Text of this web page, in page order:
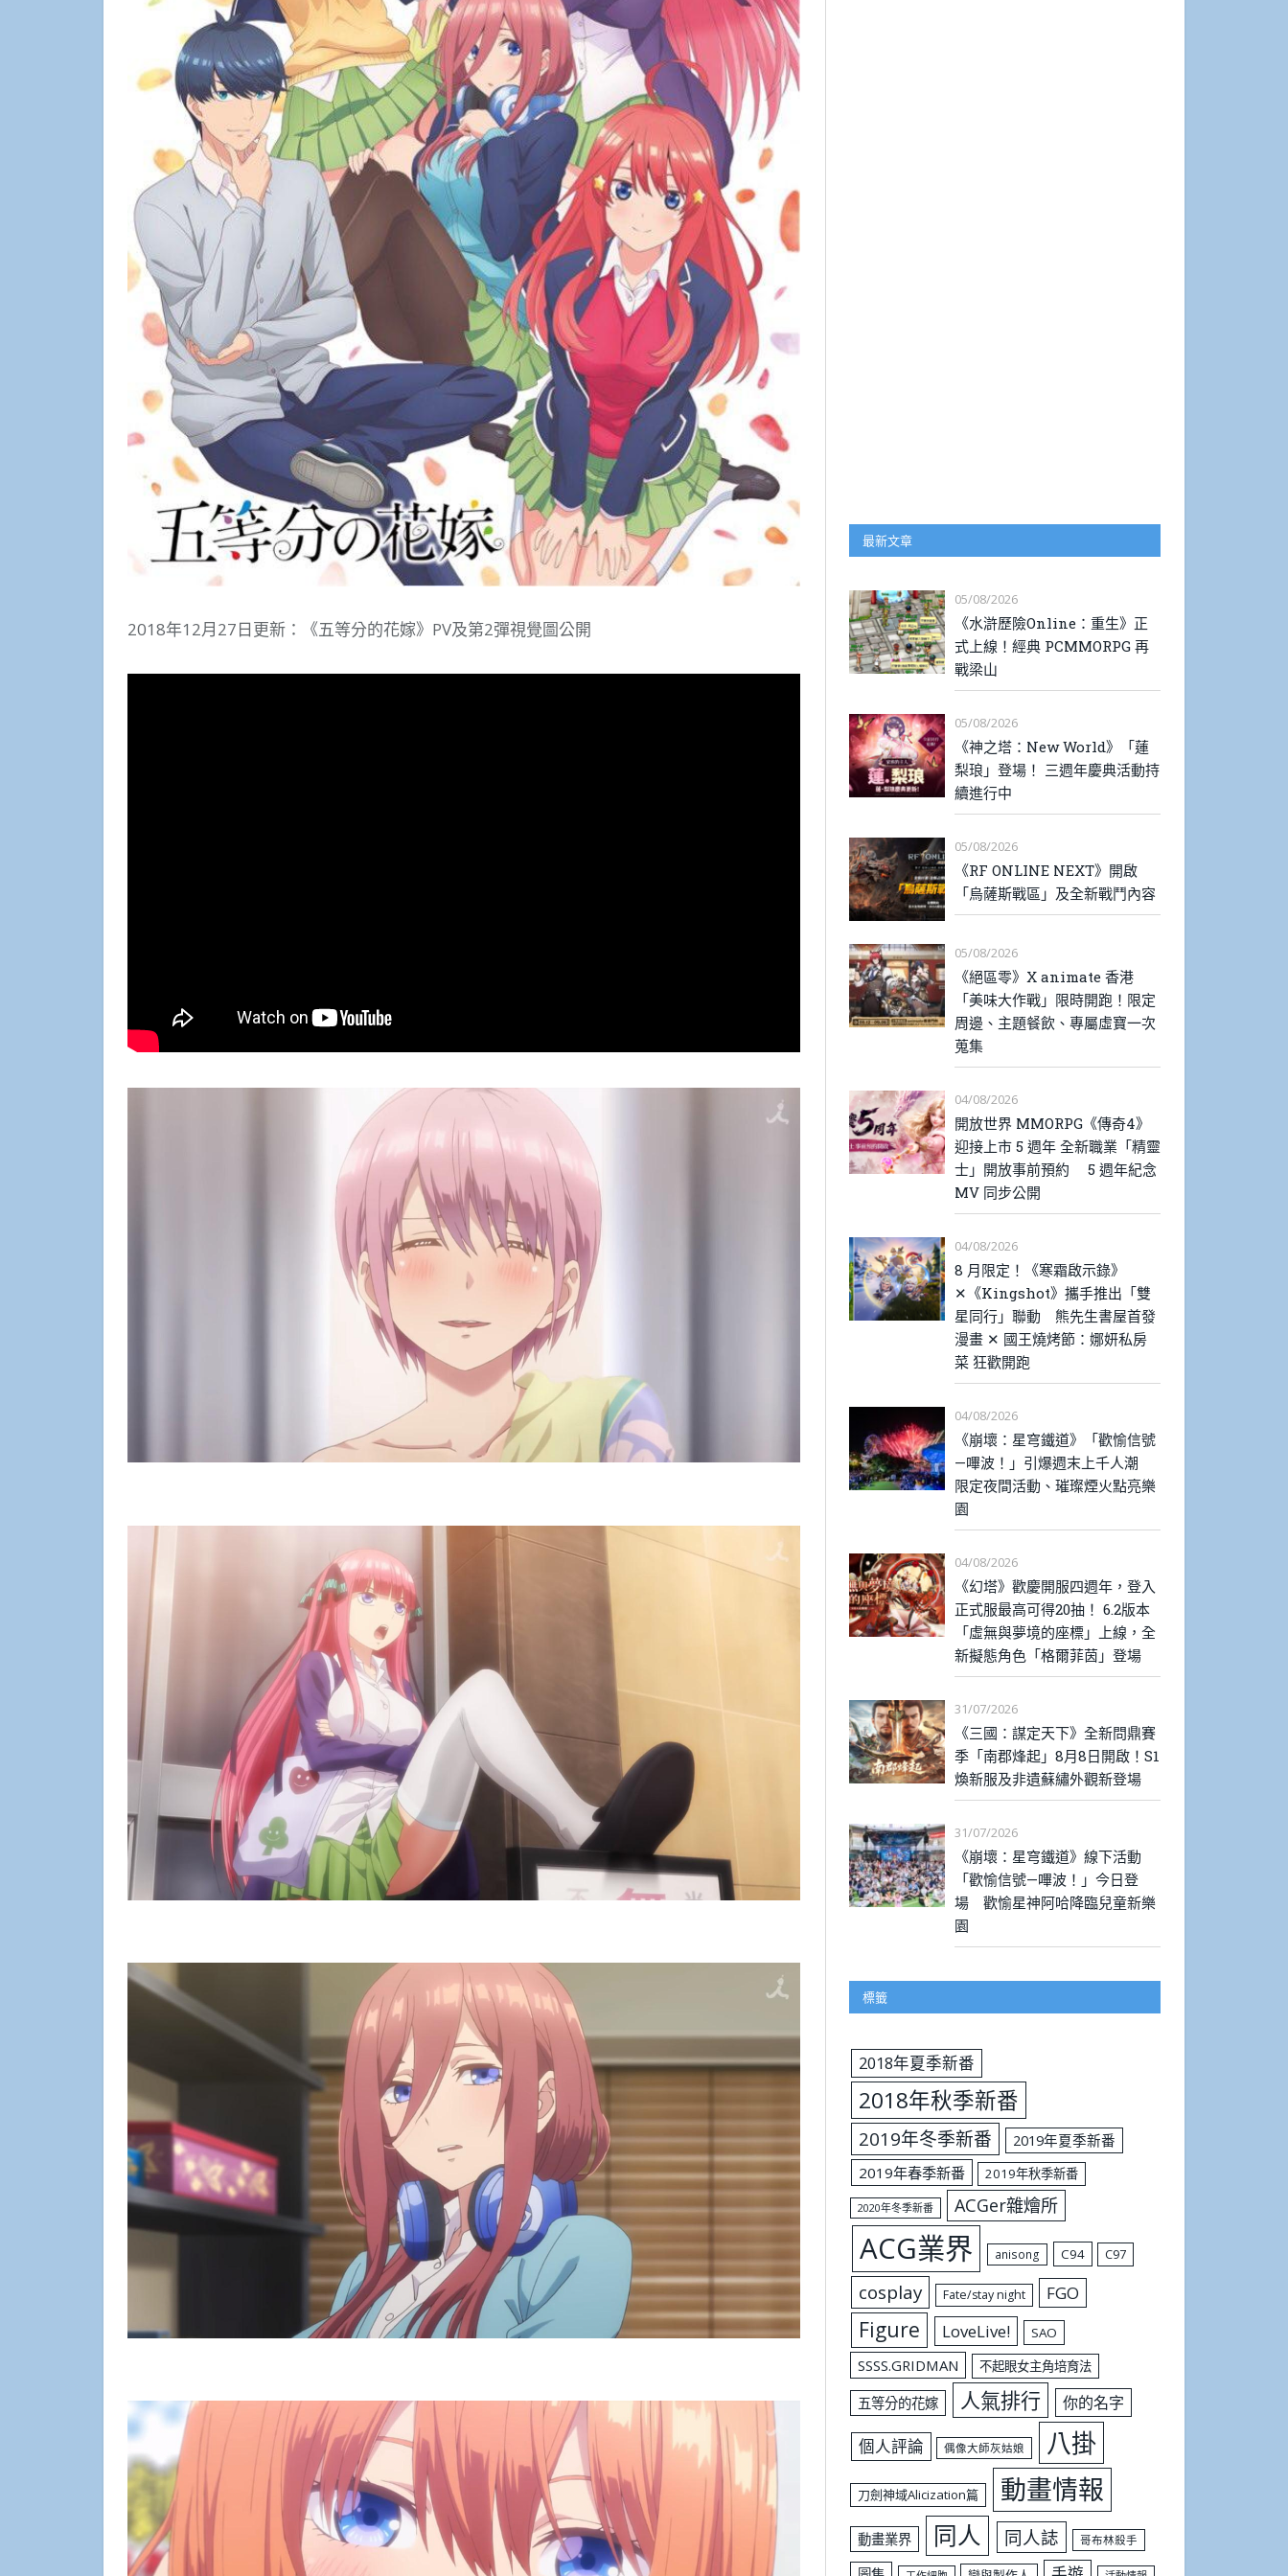
2018年12月27日更新：《五等分的花嫁》PV及第2彈視覺圖公開
最新文章
05/08/2026
《水滸歷險Online：重生》正
式上線！經典 PCMMORPG 再
戰梁山
05/08/2026
《神之塔：New World》「蓮
梨琅」登場！ 三週年慶典活動持
續進行中
05/08/2026
《RF ONLINE NEXT》開啟
「烏薩斯戰區」及全新戰鬥內容
05/08/2026
《絕區零》X animate 香港
「美味大作戰」限時開跑！限定
周邊、主題餐飲、專屬虛寶一次
蒐集
04/08/2026
開放世界 MMORPG《傳奇4》
迎接上市 5 週年 全新職業「精靈
士」開放事前預約 5 週年紀念
MV 同步公開
04/08/2026
8 月限定！《寒霜啟示錄》
✕《Kingshot》攜手推出「雙
星同行」聯動 熊先生書屋首發
漫畫 ✕ 國王燒烤節：娜妍私房
菜 狂歡開跑
04/08/2026
《崩壞：星穹鐵道》「歡愉信號
—嗶波！」引爆週末上千人潮
限定夜間活動、璀璨煙火點亮樂
園
04/08/2026
《幻塔》歡慶開服四週年，登入
正式服最高可得20抽！ 6.2版本
「虛無與夢境的座標」上線，全
新擬態角色「格爾菲茵」登場
31/07/2026
《三國：謀定天下》全新問鼎賽
季「南郡烽起」8月8日開啟！S1
煥新服及非遺蘇繡外觀新登場
31/07/2026
《崩壞：星穹鐵道》線下活動
「歡愉信號—嗶波！」今日登
場 歡愉星神阿哈降臨兒童新樂
園
標籤
2018年夏季新番
2018年秋季新番
2019年冬季新番
2019年夏季新番
2019年春季新番
2019年秋季新番
2020年冬季新番 ACGer雜燴所
ACG業界 anisong C94 C97
cosplay Fate/stay night FGO
Figure LoveLive! SAO
SSSS.GRIDMAN 不起眼女主角培育法
五等分的花嫁 人氣排行 你的名字
個人評論 偶像大師灰姑娘 八掛
刀劍神域Alicization篇 動畫情報
動畫業界 同人 同人誌 哥布林殺手